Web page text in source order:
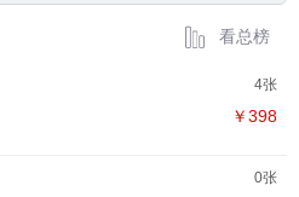
看总榜
4张
￥398
0张